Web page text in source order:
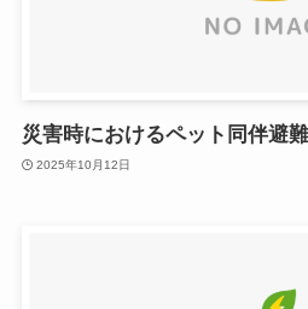
災害時におけるペット同伴避
2025年10月12日